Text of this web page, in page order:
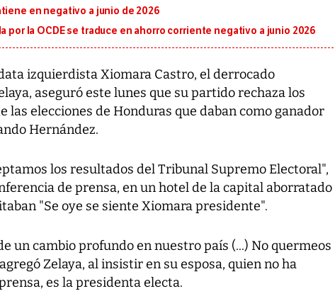
en negativo a junio de 2026
por la OCDE se traduce en ahorro corriente negativo a junio 2026
izquierdista Xiomara Castro, el derrocado
aseguró este lunes que su partido rechaza los
las elecciones de Honduras que daban como ganador
Hernández.
los resultados del Tribunal Supremo Electoral",
de prensa, en un hotel de la capital aborratado
"Se oye se siente Xiomara presidente".
un cambio profundo en nuestro país (...) No quermeos
Zelaya, al insistir en su esposa, quien no ha
es la presidenta electa.